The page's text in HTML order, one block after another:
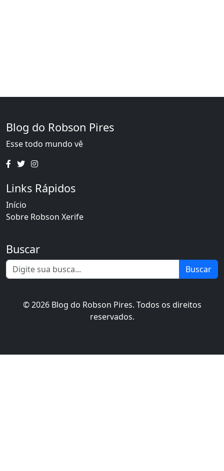
Blog do Robson Pires
Esse todo mundo vê
Links Rápidos
Início
Sobre Robson Xerife
Buscar
Buscar
© 2026 Blog do Robson Pires. Todos os direitos
reservados.